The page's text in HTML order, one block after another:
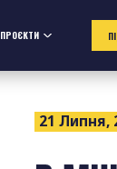
ПРОЄКТИ
21 Липня,